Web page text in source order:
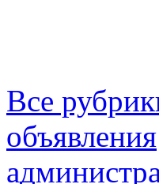
Все
объявления